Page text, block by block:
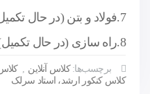
7.فولاد و بتن (در حال تکمیل)
8.راه سازی (در حال تکمیل)
برچسب‌ها: کلاس آنلاین ,
کلاس کنکور ارشد، استاد سرلک